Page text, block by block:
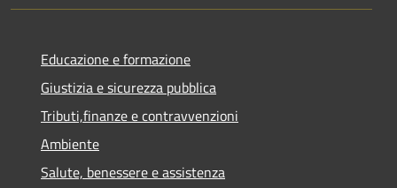
Educazione e formazione
Giustizia e sicurezza pubblica
Tributi,finanze e contravvenzioni
Ambiente
Salute, benessere e assistenza